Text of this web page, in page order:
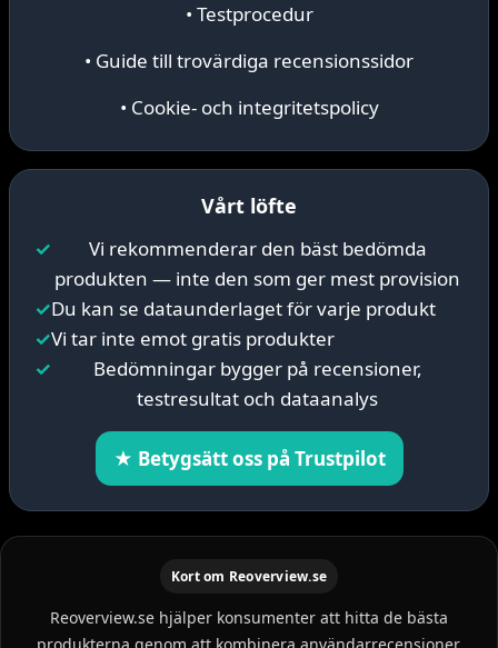
• Testprocedur
• Guide till trovärdiga recensionssidor
• Cookie- och integritetspolicy
Vårt löfte
✓
Vi rekommenderar den bäst bedömda
produkten — inte den som ger mest provision
✓Du kan se dataunderlaget för varje produkt
✓Vi tar inte emot gratis produkter
✓
Bedömningar bygger på recensioner,
testresultat och dataanalys
★ Betygsätt oss på Trustpilot
Kort om Reoverview.se
Reoverview.se hjälper konsumenter att hitta de bästa